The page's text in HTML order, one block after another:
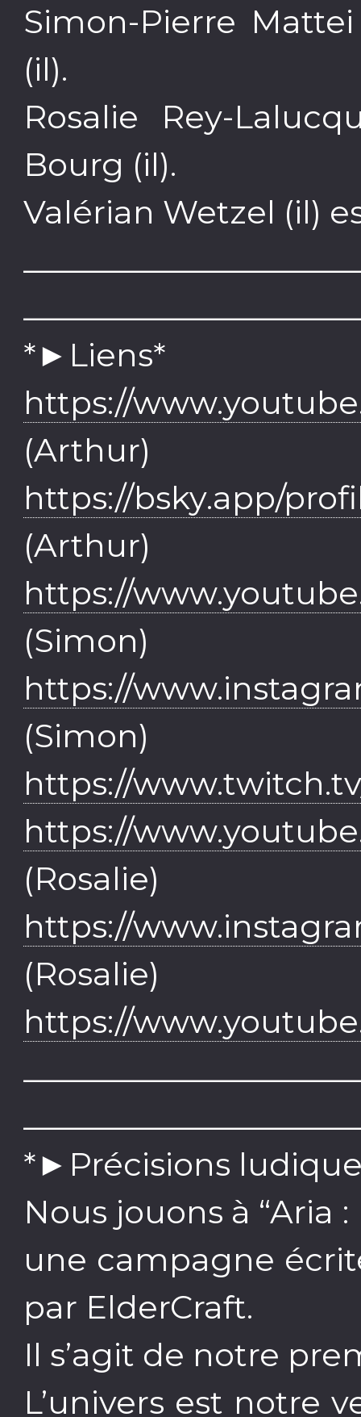
Simon-Pierre
(il).
Rosalie Rey-
Bourg (il).
Valérian Wetzel (il)
*►Liens*
https://
(Arthur)
https://bsky.app/
(Arthur)
https://
(Simon)
https://
(Simon)
https://
https://
(Rosalie)
https://
(Rosalie)
https://
*►Précisions
Nous jouons à “Aria
une campagne
par ElderCraft.
Il s’agit de notre
L’univers est notre